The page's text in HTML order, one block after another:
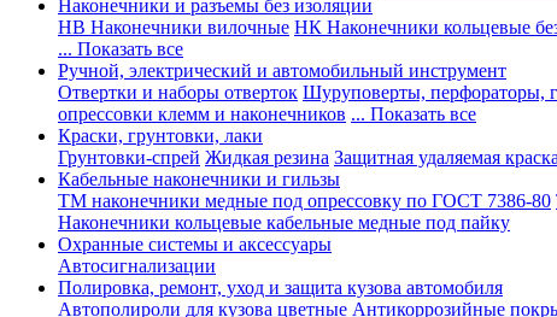
Наконечники и разъемы без изоляции
НВ Наконечники вилочные НК Наконечники кольцевые
... Показать все
Ручной, электрический и автомобильный инструмент
Отвертки и наборы отверток Шуруповерты, перфораторы,
опрессовки клемм и наконечников ... Показать все
Краски, грунтовки, лаки
Грунтовки-спрей Жидкая резина Защитная удаляемая краска
Кабельные наконечники и гильзы
ТМ наконечники медные под опрессовку по ГОСТ 7386-80
Наконечники кольцевые кабельные медные под пайку
Охранные системы и аксессуары
Автосигнализации
Полировка, ремонт, уход и защита кузова автомобиля
Автополироли для кузова цветные Антикоррозийные